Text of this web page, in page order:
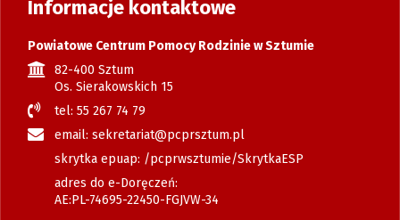
Informacje kontaktowe
Powiatowe Centrum Pomocy Rodzinie w Sztumie
82-400 Sztum
Os. Sierakowskich 15
tel: 55 267 74 79
email: sekretariat@pcprsztum.pl
skrytka epuap: /pcprwsztumie/SkrytkaESP
adres do e-Doręczeń:
AE:PL-74695-22450-FGJVW-34